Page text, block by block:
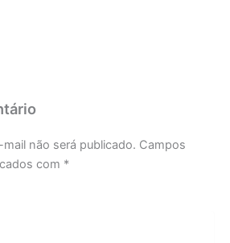
não será publicado. Campos
com *